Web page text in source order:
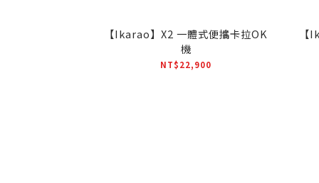
【Ikarao】X2 一體式便攜卡拉OK
機
NT$22,900
【